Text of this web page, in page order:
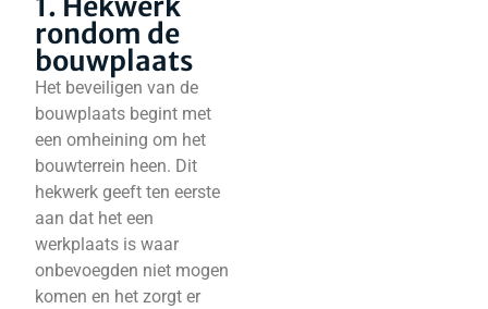
rondom de
bouwplaats
Het beveiligen van de
bouwplaats begint met
een omheining om het
bouwterrein heen. Dit
hekwerk geeft ten eerste
aan dat het een
werkplaats is waar
onbevoegden niet mogen
komen en het zorgt er